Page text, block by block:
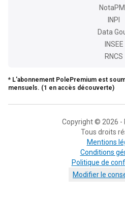
INPI
Data
INSEE
RNCS
* L'abonnement PolePremium est
mensuels. (1 en accès découverte)
Copyright © 2026 -
Tous droits
Mentions
Conditions
Politique de
Modifier le